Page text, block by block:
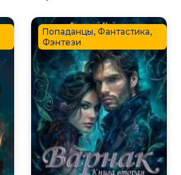
Попаданцы, Фантастика,
Фэнтези